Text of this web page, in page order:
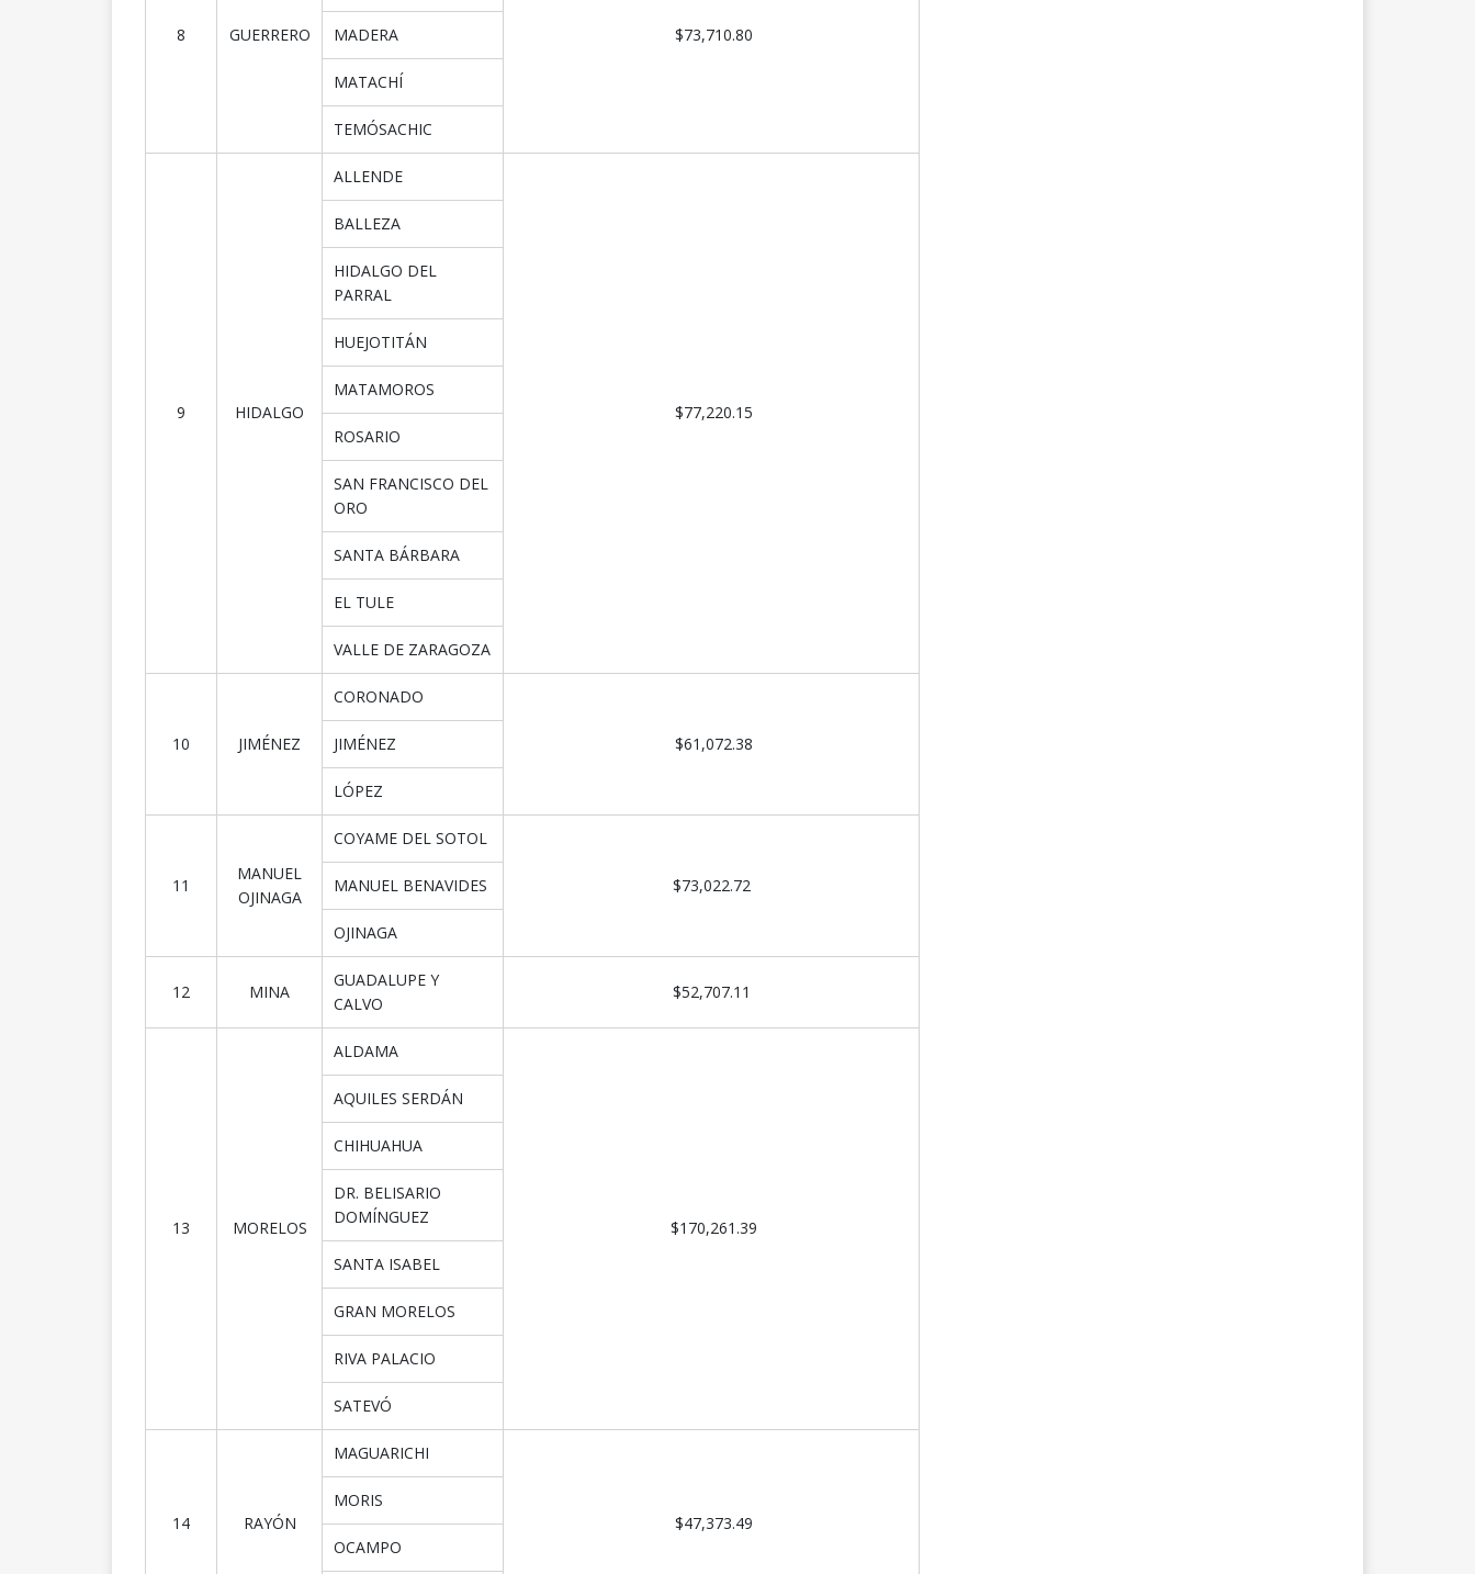
8 GUERRERO $73,710.80
MADERA
MATACHÍ
TEMÓSACHIC
9 HIDALGO
ALLENDE
$77,220.15
BALLEZA
HIDALGO DEL
PARRAL
HUEJOTITÁN
MATAMOROS
ROSARIO
SAN FRANCISCO DEL
ORO
SANTA BÁRBARA
EL TULE
VALLE DE ZARAGOZA
10 JIMÉNEZ
CORONADO
$61,072.38
JIMÉNEZ
LÓPEZ
11
MANUEL
OJINAGA
COYAME DEL SOTOL
$73,022.72
MANUEL BENAVIDES
OJINAGA
12 MINA
GUADALUPE Y
CALVO
$52,707.11
13 MORELOS
ALDAMA
$170,261.39
AQUILES SERDÁN
CHIHUAHUA
DR. BELISARIO
DOMÍNGUEZ
SANTA ISABEL
GRAN MORELOS
RIVA PALACIO
SATEVÓ
14 RAYÓN
MAGUARICHI
$47,373.49
MORIS
OCAMPO